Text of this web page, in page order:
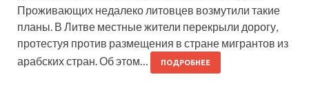
Проживающих недалеко литовцев возмутили такие
планы. В Литве местные жители перекрыли дорогу,
протестуя против размещения в стране мигрантов из
арабских стран. Об этом…
ПОДРОБНЕЕ